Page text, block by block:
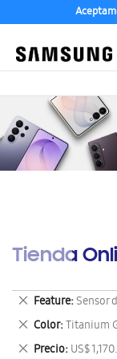
Tienda
Feature Sensor
Eliminar
este
artículo
Color Titanium
Eliminar
este
Precio US$
Eliminar